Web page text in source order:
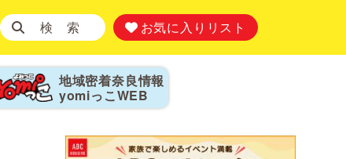
検 索 お気に入りリスト
地域密着奈良情報
yomiっこ WEB